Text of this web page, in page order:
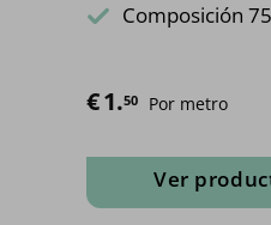
Composición
€1.50 Por metro
Ver